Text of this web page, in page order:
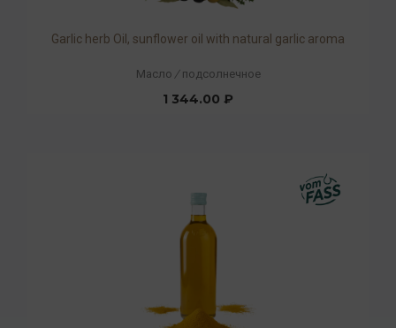
Garlic herb Oil, sunflower oil with natural garlic aroma
Масло / подсолнечное
1 344.00 ₽